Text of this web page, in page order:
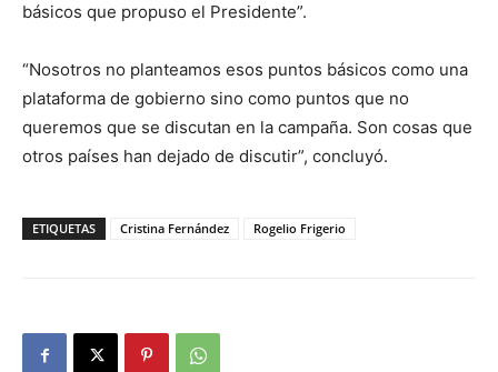
básicos que propuso el Presidente”.
“Nosotros no planteamos esos puntos básicos como una
plataforma de gobierno sino como puntos que no
queremos que se discutan en la campaña. Son cosas que
otros países han dejado de discutir”, concluyó.
ETIQUETAS Cristina Fernández Rogelio Frigerio